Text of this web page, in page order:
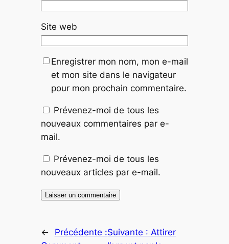
Site web
Enregistrer mon nom, mon e-mail
et mon site dans le navigateur
pour mon prochain commentaire.
Prévenez-moi de tous les
nouveaux commentaires par e-
mail.
Prévenez-moi de tous les
nouveaux articles par e-mail.
←
Précédente :Suivante : Attirer